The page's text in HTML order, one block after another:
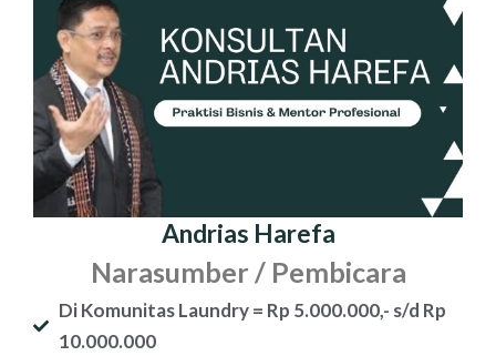
Andrias Harefa
Narasumber / Pembicara
Di Komunitas Laundry = Rp 5.000.000,- s/d Rp
10.000.000